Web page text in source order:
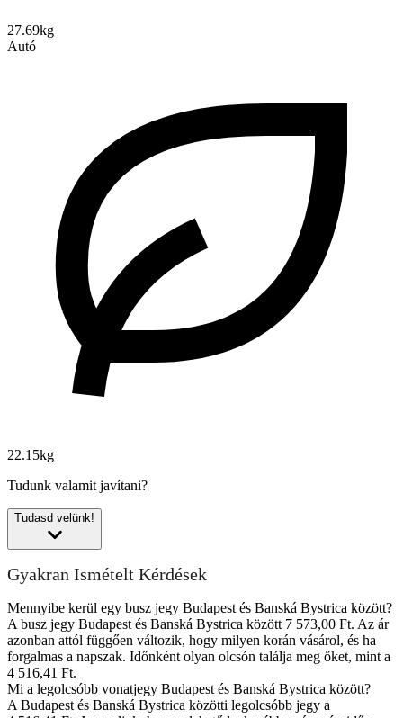
27.69kg
Autó
22.15kg
Tudunk valamit javítani?
Tudasd velünk!
Gyakran Ismételt Kérdések
Mennyibe kerül egy busz jegy Budapest és Banská Bystrica között?
A busz jegy Budapest és Banská Bystrica között 7 573,00 Ft. Az ár
azonban attól függően változik, hogy milyen korán vásárol, és ha
forgalmas a napszak. Időnként olyan olcsón találja meg őket, mint a
4 516,41 Ft.
Mi a legolcsóbb vonatjegy Budapest és Banská Bystrica között?
A Budapest és Banská Bystrica közötti legolcsóbb jegy a